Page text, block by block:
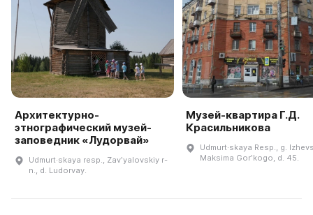
Архитектурно-
этнографический музей-
заповедник «Лудорвай»
Udmurt·skaya resp., Zavʹyalovskiy r-
n., d. Ludorvay.
Музей-квартира Г.Д.
Красильникова
Udmurt·skaya Resp., g.
Maksima Gorʹkogo, d. 45.